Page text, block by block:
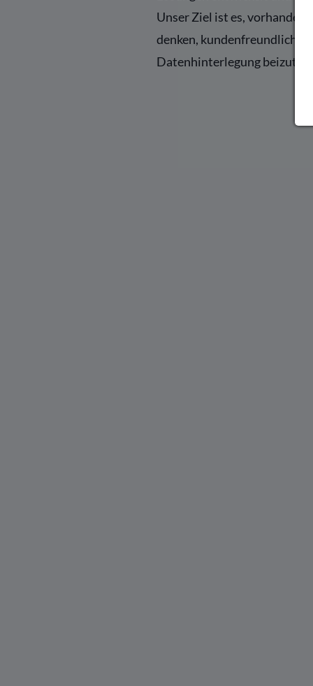
Unser Ziel ist es,
denken, kundenfreundlicher
Datenhinterlegung